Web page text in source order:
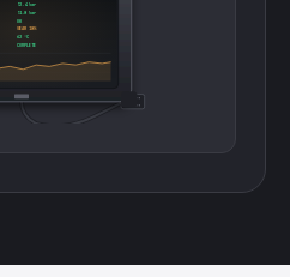
52.4 bar
51.8 bar
OK
WEAR 18%
62 °C
COMPLETE